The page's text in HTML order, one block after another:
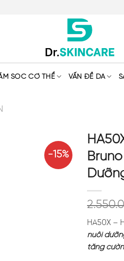
SÓC CƠ THỂ VẤN ĐỀ DA
-15%
HA50X –
nuôi
tăng